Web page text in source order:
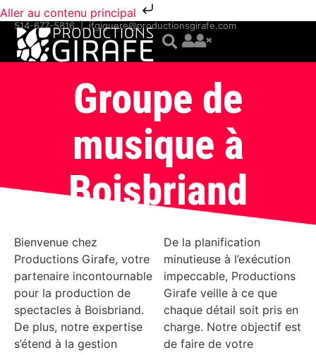
Aller au contenu principal
514-677-5816|jfgiguere@productionsgirafe.com
Groupe de
musique à
Boisbriand
Bienvenue chez
Productions Girafe, votre
partenaire incontournable
pour la production de
spectacles à Boisbriand.
De plus, notre expertise
s’étend à la gestion
De la planification
minutieuse à l’exécution
impeccable, Productions
Girafe veille à ce que
chaque détail soit pris en
charge. Notre objectif est
de faire de votre